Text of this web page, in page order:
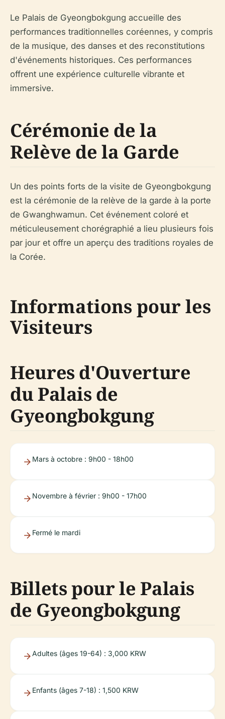
Le Palais de Gyeongbokgung accueille des
performances traditionnelles coréennes, y compris
de la musique, des danses et des reconstitutions
d'événements historiques. Ces performances
offrent une expérience culturelle vibrante et
immersive.
Cérémonie de la
Relève de la Garde
Un des points forts de la visite de Gyeongbokgung
est la cérémonie de la relève de la garde à la porte
de Gwanghwamun. Cet événement coloré et
méticuleusement chorégraphié a lieu plusieurs fois
par jour et offre un aperçu des traditions royales de
la Corée.
Informations pour les
Visiteurs
Heures d'Ouverture
du Palais de
Gyeongbokgung
Mars à octobre : 9h00 - 18h00
Novembre à février : 9h00 - 17h00
Fermé le mardi
Billets pour le Palais
de Gyeongbokgung
Adultes (âges 19-64) : 3,000 KRW
Enfants (âges 7-18) : 1,500 KRW